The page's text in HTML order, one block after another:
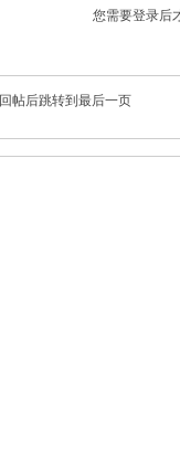
您需要登录后
回帖后跳转到最后一页